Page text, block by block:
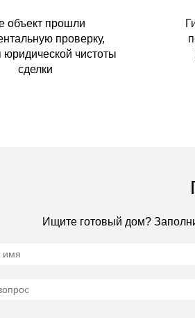
объект прошли
проверку,
юридической чистоты
сделки
Ищите готовый дом?